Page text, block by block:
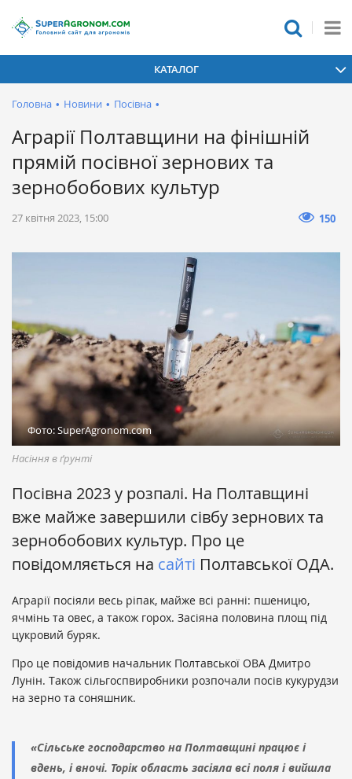
КАТАЛОГ
Головна • Новини • Посівна •
Аграрії Полтавщини на фінішній
прямій посівної зернових та
зернобобових культур
27 квітня 2023, 15:00 150
Фото: SuperAgronom.com
Насіння в ґрунті
Посівна 2023 у розпалі. На Полтавщині
вже майже завершили сівбу зернових та
зернобобових культур. Про це
повідомляється на сайті Полтавської ОДА.
Аграрії посіяли весь ріпак, майже всі ранні: пшеницю,
ячмінь та овес, а також горох. Засіяна половина площ під
цукровий буряк.
Про це повідомив начальник Полтавської ОВА Дмитро
Лунін. Також сільгоспвиробники розпочали посів кукурудзи
на зерно та соняшник.
«Сільське господарство на Полтавщині працює і
вдень, і вночі. Торік область засіяла всі поля і вийшла